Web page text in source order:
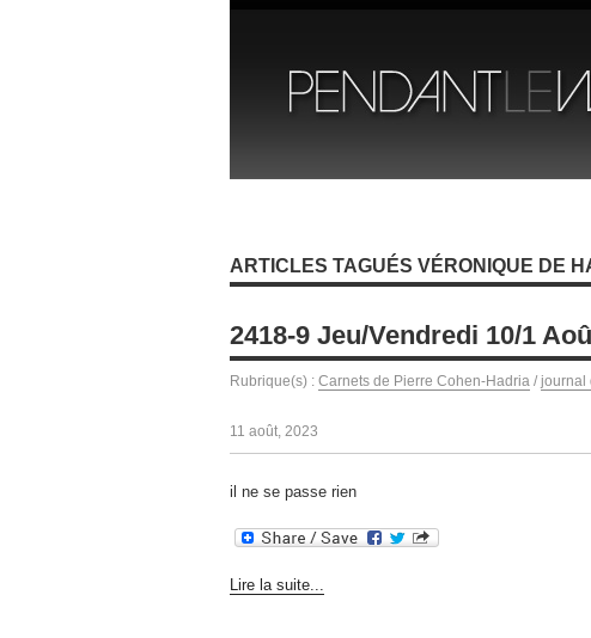
ARTICLES TAGUÉS VÉRONIQUE DE
2418-9 Jeu/Vendredi 10/1
Rubrique(s) : Carnets de Pierre Cohen-Hadria / journal
11 août, 2023
il ne se passe rien
Lire la suite...